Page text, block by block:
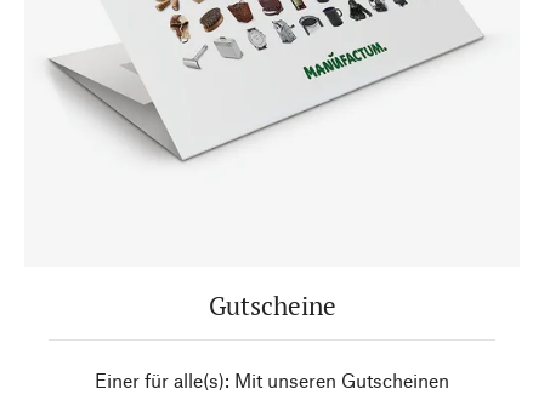
Gutscheine
Einer für alle(s): Mit unseren Gutscheinen